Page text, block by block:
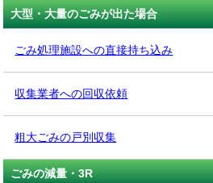
大型・大量のごみが出た場合
ごみ処理施設への直接持ち込み
収集業者への回収依頼
粗大ごみの戸別収集
ごみの減量・3R